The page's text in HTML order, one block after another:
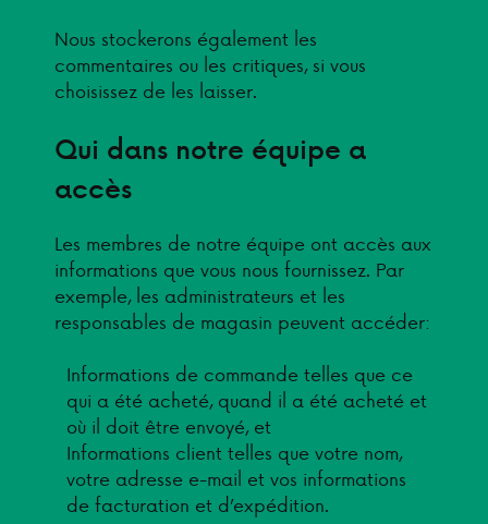
Nous stockerons également les
commentaires ou les critiques, si vous
choisissez de les laisser.
Qui dans notre équipe a
accès
Les membres de notre équipe ont accès aux
informations que vous nous fournissez. Par
exemple, les administrateurs et les
responsables de magasin peuvent accéder:
Informations de commande telles que ce
qui a été acheté, quand il a été acheté et
où il doit être envoyé, et
Informations client telles que votre nom,
votre adresse e-mail et vos informations
de facturation et d’expédition.